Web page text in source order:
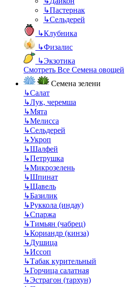
↳Пастернак
↳Сельдерей
↳Клубника
↳Физалис
↳Экзотика
Смотреть Все Семена овощей
Семена зелени
↳Салат
↳Лук, черемша
↳Мята
↳Мелисса
↳Сельдерей
↳Укроп
↳Шалфей
↳Петрушка
↳Микрозелень
↳Шпинат
↳Щавель
↳Базилик
↳Руккола (индау)
↳Спаржа
↳Тимьян (чабрец)
↳Кориандр (кинза)
↳Душица
↳Иссоп
↳Табак курительный
↳Горчица салатная
↳Эстрагон (тархун)